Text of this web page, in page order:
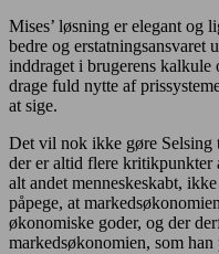
Mises’ løsning er elegant og
bedre og erstatningsansvaret
inddraget i brugerens kalkule
drage fuld nytte af
at sige.
Det vil nok ikke gøre Selsing
der er altid flere kritikpunkter
alt andet menneskeskabt,
påpege, at
økonomiske goder, og der
markedsøkonomien, som